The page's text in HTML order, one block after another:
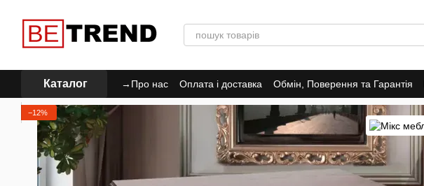
Каталог →Про нас Оплата і доставка Обмін, Поверення та Гарантія
Політика Конфіденційності
−12%